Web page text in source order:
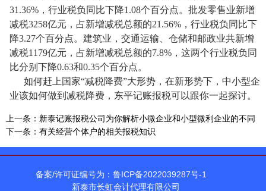
31.36% ，行业税负同比下降1.08个百分点。批发零售业新增
减税3258亿元，占新增减税总额的21.56% ，行业税负同比下
降3.27个百分点。建筑业，交通运输、仓储和邮政业共新增
减税1179亿元，占新增减税总额的7.8% ，这两个行业税负同
比分别下降0.63和0.35个百分点。
如何赶上国家“减税降费”大形势，在新形势下，中小型企
业该如何做到减税降费，东平记账报税可以跟你一起探讨。
上一条： 新泰记账报税公司为你解析小微企业和小型微利企业的不同
下一条： 有关经营个体户的相关报税知识
备案/许可证编号为：鲁ICP备2022039287号-1
新泰市长虹会计代理有限公司